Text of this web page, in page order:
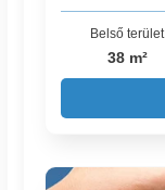
Belső terület
38 m²